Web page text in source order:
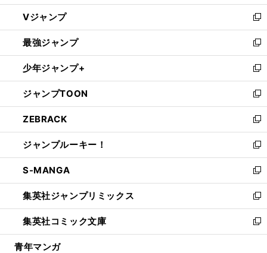
ウ
ィ
ン
ド
ウ
で
開
く
し
い
ウ
ィ
ン
ド
ウ
で
開
く
Vジャンプ
新
し
い
ウ
ィ
ン
ド
ウ
で
開
く
最強ジャンプ
新
し
い
ウ
ィ
ン
ド
ウ
で
開
く
少年ジャンプ+
新
し
い
ウ
ィ
ン
ド
ウ
で
開
く
ジャンプTOON
新
し
い
ウ
ィ
ン
ド
ウ
で
開
く
ZEBRACK
新
し
い
ウ
ィ
ン
ド
ウ
で
開
ジャンプルーキー！
新
し
い
ウ
ィ
ン
ド
ウ
S-MANGA
新
し
い
ウ
ィ
ン
集英社ジャンプリミックス
新
し
い
ウ
集英社コミック文庫
新
し
青年マンガ